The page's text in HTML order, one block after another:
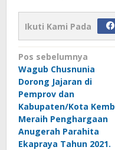
Ikuti Kami Pada
Navigasi
pos
Pos sebelumnya
Wagub Chusnunia
Dorong Jajaran di
Pemprov dan
Kabupaten/Kota
Meraih Penghargaan
Anugerah Parahita
Ekapraya Tahun 2021.